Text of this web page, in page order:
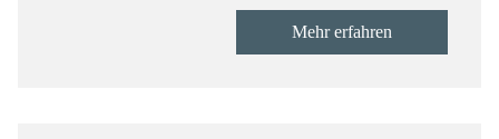
Mehr erfahren